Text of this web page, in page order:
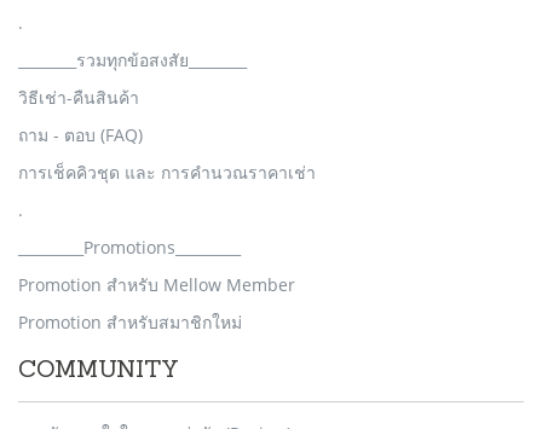
.
________รวมทุกข้อสงสัย________
วิธีเช่า-คืนสินค้า
ถาม - ตอบ (FAQ)
การเช็คคิวชุด และ การคำนวณราคาเช่า
.
_________Promotions_________
Promotion สำหรับ Mellow Member
Promotion สำหรับสมาชิกใหม่
COMMUNITY